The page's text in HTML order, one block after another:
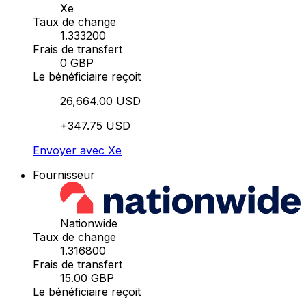
Xe
Taux de change
1.333200
Frais de transfert
0 GBP
Le bénéficiaire reçoit
26,664.00 USD
+347.75 USD
Envoyer avec Xe
Fournisseur
Nationwide
Taux de change
1.316800
Frais de transfert
15.00 GBP
Le bénéficiaire reçoit